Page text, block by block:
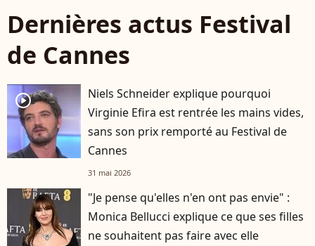
Dernières actus Festival
de Cannes
player2
Niels Schneider explique pourquoi
Virginie Efira est rentrée les mains vides,
sans son prix remporté au Festival de
Cannes
31 mai 2026
"Je pense qu'elles n'en ont pas envie" :
Monica Bellucci explique ce que ses filles
ne souhaitent pas faire avec elle